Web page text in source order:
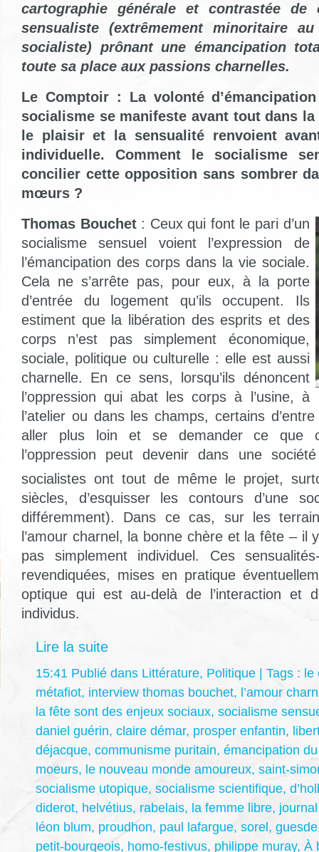
cartographie générale et contrastée de
sensualiste (extrêmement minoritaire
socialiste) prônant une émancipation
toute sa place aux passions charnelles.
Le Comptoir : La volonté
socialisme se manifeste avant tout dans
le plaisir et la sensualité renvoient
individuelle. Comment le socialisme
concilier cette opposition sans sombrer
mœurs ?
Thomas Bouchet: Ceux qui font le pari d’un
socialisme sensuel voient l’expression de
l’émancipation des corps dans la vie sociale.
Cela ne s’arrête pas, pour eux, à la porte
d’entrée du logement qu’ils occupent. Ils
estiment que la libération des esprits et des
corps n’est pas simplement économique,
sociale, politique ou culturelle : elle est aussi
charnelle. En ce sens, lorsqu’ils dénoncent
l’oppression qui abat les corps à l’usine, à
l’atelier ou dans les champs, certains
aller plus loin et se demander ce que
l’oppression peut devenir dans une
socialistes ont tout de même le projet,
siècles, d’esquisser les contours d’une
différemment). Dans ce cas, sur les
l’amour charnel, la bonne chère et la fête – il
pas simplement individuel. Ces
revendiquées, mises en pratique
optique qui est au-delà de l’interaction et
individus.
Lire la suite
15:41 Publié dans Littérature, Politique | Tags : le
métafiot, interview thomas bouchet, l’amour
la fête sont des enjeux sociaux, socialisme
daniel guérin, claire démar, prosper enfantin,
déjacque, communisme puritain, émancipation
moeurs, le nouveau monde amoureux, saint-
socialisme utopique, socialisme scientifique,
diderot, helvétius, rabelais, la femme libre,
léon blum, proudhon, paul lafargue, sorel, guesde
petit-bourgeois, homo-festivus, philippe muray, À